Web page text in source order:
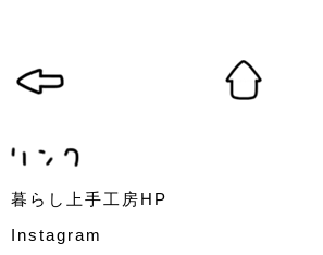
暮らし上手工房HP
Instagram